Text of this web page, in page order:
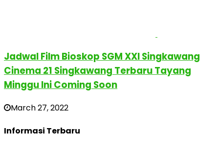
Jadwal Film Bioskop SGM XXI Singkawang
Cinema 21 Singkawang Terbaru Tayang
Minggu Ini Coming Soon
March 27, 2022
Informasi Terbaru